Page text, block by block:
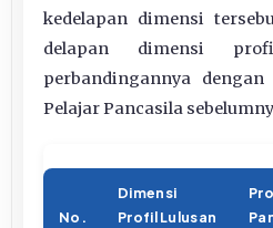
kedelapan dimensi
delapan dimensi
perbandingannya
Pelajar Pancasila
No.
Dimensi
Profil Lulusan